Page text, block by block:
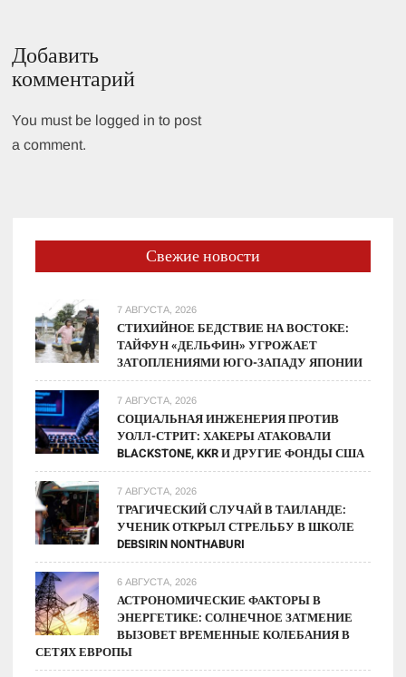
Добавить
комментарий
You must be logged in to post
a comment.
Свежие новости
7 АВГУСТА, 2026
СТИХИЙНОЕ БЕДСТВИЕ НА ВОСТОКЕ:
ТАЙФУН «ДЕЛЬФИН» УГРОЖАЕТ
ЗАТОПЛЕНИЯМИ ЮГО-ЗАПАДУ ЯПОНИИ
7 АВГУСТА, 2026
СОЦИАЛЬНАЯ ИНЖЕНЕРИЯ ПРОТИВ
УОЛЛ-СТРИТ: ХАКЕРЫ АТАКОВАЛИ
BLACKSTONE, KKR И ДРУГИЕ ФОНДЫ США
7 АВГУСТА, 2026
ТРАГИЧЕСКИЙ СЛУЧАЙ В ТАИЛАНДЕ:
УЧЕНИК ОТКРЫЛ СТРЕЛЬБУ В ШКОЛЕ
DEBSIRIN NONTHABURI
6 АВГУСТА, 2026
АСТРОНОМИЧЕСКИЕ ФАКТОРЫ В
ЭНЕРГЕТИКЕ: СОЛНЕЧНОЕ ЗАТМЕНИЕ
ВЫЗОВЕТ ВРЕМЕННЫЕ КОЛЕБАНИЯ В
СЕТЯХ ЕВРОПЫ